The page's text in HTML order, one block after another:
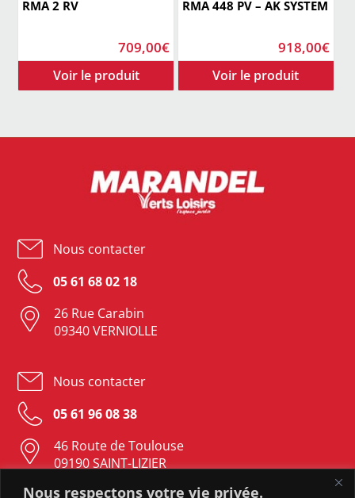
Nous respectons votre vie privée.
RMA 2 RV
709,00€
RMA 448 PV – AK SYSTEM
918,00€
Nous contacter
05 61 68 02 18
26 Rue Carabin
09340 VERNIOLLE
Nous contacter
05 61 96 08 38
46 Route de Toulouse
09190 SAINT-LIZIER